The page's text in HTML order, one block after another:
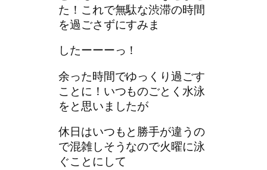
た！これで無駄な渋滞の時間
を過ごさずにすみま
したーーーっ！
余った時間でゆっくり過ごす
ことに！いつものごとく水泳
をと思いましたが
休日はいつもと勝手が違うの
で混雑しそうなので火曜に泳
ぐことにして